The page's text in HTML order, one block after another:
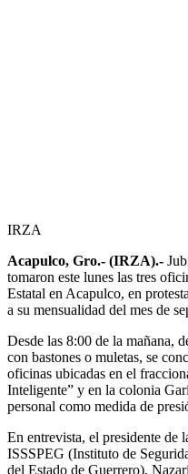
IRZA
Acapulco, Gro.- (IRZA).-
tomaron este lunes las tres
Estatal en Acapulco, en
a su mensualidad del mes de
Desde las 8:00 de la mañana,
con bastones o muletas, se
oficinas ubicadas en el
Inteligente” y en la colonia
personal como medida de
En entrevista, el presidente de
ISSSPEG (Instituto de
del Estado de Guerrero),